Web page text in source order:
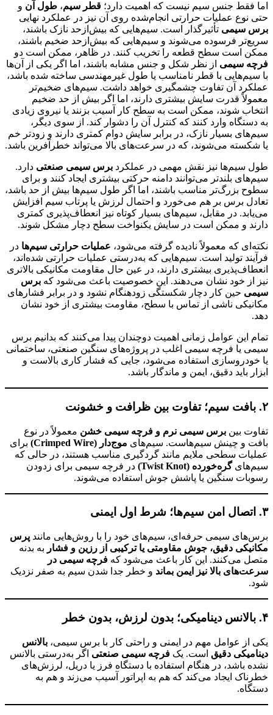
اما فقط جنس سیم نیست که اهمیت دارد؛ قطر سیم، طول آن و
حتی نوع عملیات حرارتی انجام‌شده روی آن نیز در عملکرد نهایی
برس سیمی تأثیرگذار است. سیم‌هایی که بیش‌ازحد نازک باشند،
سریع‌تر فرسوده می‌شوند و سیم‌هایی که بیش‌ازحد ضخیم باشند،
ممکن است سطح قطعه را تخریب کنند. در ظاهر، ممکن است دو
فرچه سیمی از نظر شکل و جنس مشابه باشند، اما اگر یکی از آن‌ها
با سیم‌هایی با قطر نامناسب یا طول غیرمهندسی ساخته شده باشد،
عملکرد آن تفاوت چشمگیری خواهد داشت. سیم‌های ضخیم‌تر
معمولاً قدرت سایش بیشتری دارند، اما اگر بیش از حد ضخیم
انتخاب شوند، ممکن است به سطح کار آسیب بزنند یا نیروی زیادی
به دستگاه وارد کنند که کنترل آن را دشوار کند. از سوی دیگر،
سیم‌های بسیار نازک، در برابر سایش دوام کمتری دارند و زودتر خم
یا شکسته می‌شوند، که در سرعت‌های بالا می‌تواند خطرآفرین باشد.
طول سیم‌ها نیز نقش مهمی در عملکرد برس سیمی صنعتی دارد.
سیم‌های بلندتر می‌توانند دامنه حرکتی بیشتری ایجاد کنند و برای
سطوح بزرگ‌تر مناسب باشند، اما اگر طول سیم‌ها بیش از حد باشد،
تعادل برس بر هم می‌خورد و احتمال لرزش یا پرتاب سیم افزایش
می‌یابد. در مقابل، سیم‌های بسیار کوتاه نیز انعطاف‌پذیری کمتری
دارند و ممکن است در سایش یکنواخت سطح دچار مشکل شوند.
نکته‌ای که معمولاً نادیده گرفته می‌شود، عملیات حرارتی سیم‌ها در
فرآیند تولید است. سیم‌هایی که به‌درستی عملیات حرارتی شده‌اند،
انعطاف‌پذیری بیشتری دارند، در عین حال مقاومت مکانیکی بالاتری
نیز از خود نشان می‌دهند. این خصوصیت باعث می‌شود که برس
سیمی حین کار دچار شکستگی زودهنگام نشود و در برابر فشارهای
مکانیکی ناشی از تماس با سطح، مقاومت بیشتری از خود نشان
دهد.
تمام این عوامل زمانی اهمیت دوچندان پیدا می‌کنند که بدانیم برس
سیمی یا فرچه سیمی اغلب در پروژه‌های سنگین صنعتی، ساختمانی
یا خودروسازی استفاده می‌شود، جایی که فشار کاری بالاست و
ابزار باید دقیق، ایمن و ماندگار باشد.
۲. بافت سیم؛ تفاوت بین ظرافت و خشونت
تفاوت بین برس سیمی نرم و فرچه سیمی خشن معمولاً در نوع
بافت و چینش سیم‌هاست. سیم‌های موج‌دار (Crimped Wire)
برای
عملیات سطحی ملایم مانند گردگیری مناسب هستند، در حالی که
سیم‌هایگره‌خورده (Twist Knot)
در فرچه سیمی برای زدودن
رسوبات سنگین یا پاشش جوش استفاده می‌شوند.
۳. اتصال امن سیم‌ها؛ شرط اول ایمنی
برس‌های سیمی حرفه‌ای، سیم‌های خود را با روش‌هایی مانند پرس
مکانیکی دقیق، جوش مقاومتی یا ترکیبی از رزین و فشار به بدنه
متصل می‌کنند. این کار باعث می‌شود که فرچه سیمی در
سرعت‌های بالا نیز ایمن بماند و خطر جدا شدن سیم به صفر نزدیک
شود.
۴. بالانس دینامیکی؛ بدون لرزش، بدون خطر
یکی از عوامل مهم در ایمنی و راحتی کار با برس سیمی، بالانس
دینامیکی دقیق است. یک فرچه سیمی صنعتی اگر به‌درستی بالانس
نشده باشد، در هنگام استفاده با دستگاه فرز یا دریل، لرزش‌های
خطرناک ایجاد می‌کند که هم به اپراتور آسیب می‌زند و هم به
دستگاه.